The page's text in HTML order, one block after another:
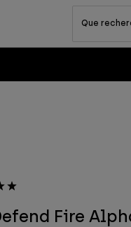
Que
Fire